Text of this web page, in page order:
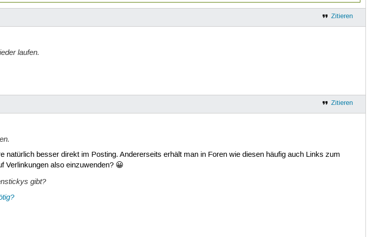
Zitieren
laufen.
Zitieren
besser direkt im Posting. Andererseits erhält man in Foren wie diesen häufig auch Links zum
Verlinkungen also einzuwenden? 😀
gibt?